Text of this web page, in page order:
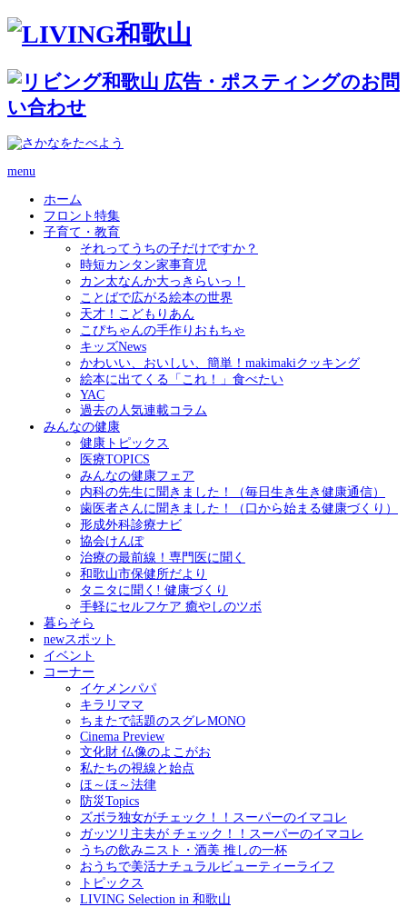
menu
ホーム
フロント特集
子育て・教育
それってうちの子だけですか？
時短カンタン家事育児
カン太なんか大っきらいっ！
ことばで広がる絵本の世界
天才！こどもりあん
こぴちゃんの手作りおもちゃ
キッズNews
かわいい、おいしい、簡単！makimakiクッキング
絵本に出てくる「これ！」食べたい
YAC
過去の人気連載コラム
みんなの健康
健康トピックス
医療TOPICS
みんなの健康フェア
内科の先生に聞きました！（毎日生き生き健康通信）
歯医者さんに聞きました！（口から始まる健康づくり）
形成外科診療ナビ
協会けんぽ
治療の最前線！専門医に聞く
和歌山市保健所だより
タニタに聞く! 健康づくり
手軽にセルフケア 癒やしのツボ
暮らそら
newスポット
イベント
コーナー
イケメンパパ
キラリママ
ちまたで話題のスグレMONO
Cinema Preview
文化財 仏像のよこがお
私たちの視線と始点
ほ～ほ～法律
防災Topics
ズボラ独女がチェック！！スーパーのイマコレ
ガッツリ主夫が チェック！！スーパーのイマコレ
うちの飲みニスト・酒美 推しの一杯
おうちで美活ナチュラルビューティーライフ
トピックス
LIVING Selection in 和歌山